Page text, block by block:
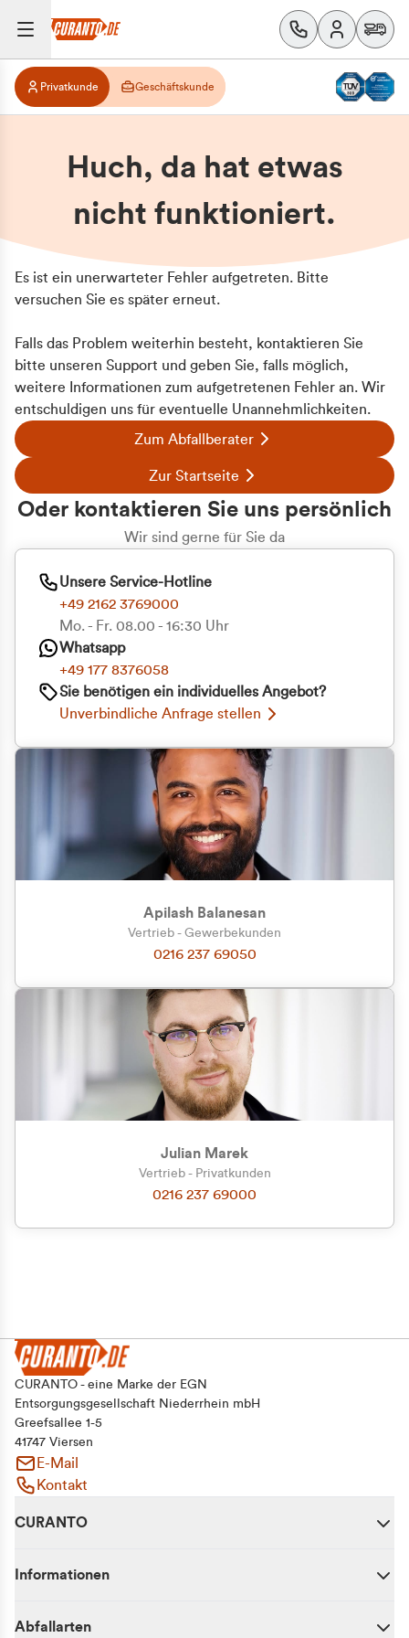
Privatkunde Geschäftskunde
Huch, da hat etwas
nicht funktioniert.
Es ist ein unerwarteter Fehler aufgetreten. Bitte
versuchen Sie es später erneut.
Falls das Problem weiterhin besteht, kontaktieren Sie
bitte unseren Support und geben Sie, falls möglich,
weitere Informationen zum aufgetretenen Fehler an. Wir
entschuldigen uns für eventuelle Unannehmlichkeiten.
Zum Abfallberater
Zur Startseite
Oder kontaktieren Sie uns persönlich
Wir sind gerne für Sie da
Unsere Service-Hotline
+49 2162 3769000
Mo. - Fr. 08.00 - 16:30 Uhr
Whatsapp
+49 177 8376058
Sie benötigen ein individuelles Angebot?
Unverbindliche Anfrage stellen
Apilash Balanesan
Vertrieb - Gewerbekunden
0216 237 69050
Julian Marek
Vertrieb - Privatkunden
0216 237 69000
CURANTO - eine Marke der EGN
Entsorgungsgesellschaft Niederrhein mbH
Greefsallee 1-5
41747 Viersen
E-Mail
Kontakt
CURANTO
Informationen
Abfallarten